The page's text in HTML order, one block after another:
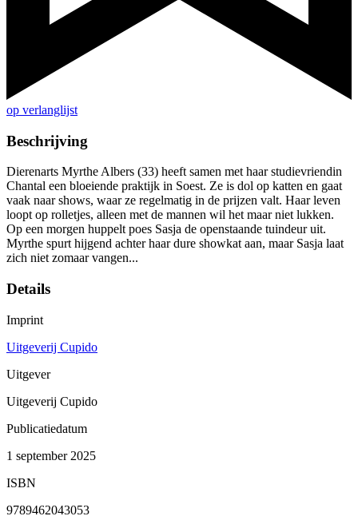
op verlanglijst
Beschrijving
Dierenarts Myrthe Albers (33) heeft samen met haar studievriendin
Chantal een bloeiende praktijk in Soest. Ze is dol op katten en gaat
vaak naar shows, waar ze regelmatig in de prijzen valt. Haar leven
loopt op rolletjes, alleen met de mannen wil het maar niet lukken.
Op een morgen huppelt poes Sasja de openstaande tuindeur uit.
Myrthe spurt hijgend achter haar dure showkat aan, maar Sasja laat
zich niet zomaar vangen...
Details
Imprint
Uitgeverij Cupido
Uitgever
Uitgeverij Cupido
Publicatiedatum
1 september 2025
ISBN
9789462043053